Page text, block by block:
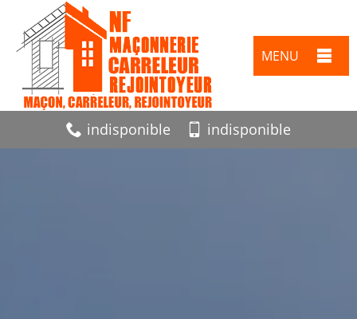
MENU
indisponible indisponible